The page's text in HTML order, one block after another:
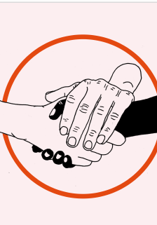
Grimmig
seiner
Falschen“,
machen das
ihn nicht.
Sie eilen
der sich in
Laatzen
informiert.
sehe gar